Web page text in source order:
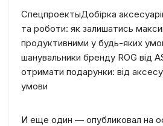
СпецпроектыДобірка
та роботи: як залишатись
продуктивними у будь-яких
шанувальники бренду ROG від
отримати подарунки: від
умови
И еще один — опубликовал на